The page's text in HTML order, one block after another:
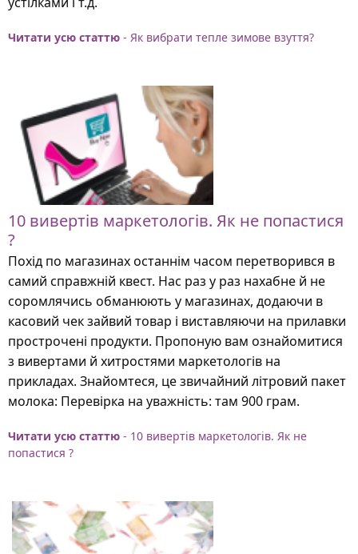
Читати усю статтю - Як вибрати тепле зимове взуття?
10 вивертів маркетологів. Як не попастися
?
Похід по магазинах останнім часом перетворився в
самий справжній квест. Нас раз у раз нахабне й не
соромлячись обманюють у магазинах, додаючи в
касовий чек зайвий товар і виставляючи на прилавки
прострочені продукти. Пропоную вам ознайомитися
з вивертами й хитростями маркетологів на
прикладах. Знайомтеся, це звичайний літровий пакет
молока: Перевірка на уважність: там 900 грам.
Читати усю статтю - 10 вивертів маркетологів. Як не
попастися ?